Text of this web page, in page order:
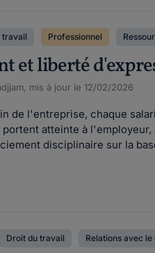
travail Professionnel
et liberté
mis à jour le 12/02/2026
de l'entreprise, chaque
atteinte à
disciplinaire sur la
Droit du travail Relations avec le